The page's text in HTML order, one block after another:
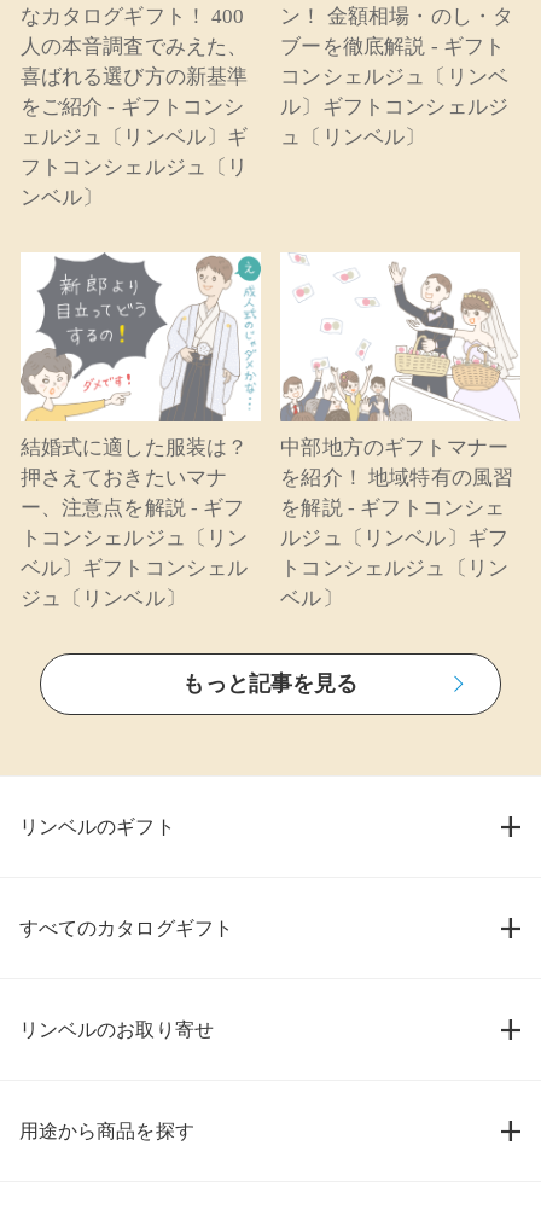
なカタログギフト！ 400
人の本音調査でみえた、
喜ばれる選び方の新基準
をご紹介 - ギフトコンシ
ェルジュ〔リンベル〕ギ
フトコンシェルジュ〔リ
ンベル〕
ン！ 金額相場・のし・タ
ブーを徹底解説 - ギフト
コンシェルジュ〔リンベ
ル〕ギフトコンシェルジ
ュ〔リンベル〕
結婚式に適した服装は？
押さえておきたいマナ
ー、注意点を解説 - ギフ
トコンシェルジュ〔リン
ベル〕ギフトコンシェル
ジュ〔リンベル〕
中部地方のギフトマナー
を紹介！ 地域特有の風習
を解説 - ギフトコンシェ
ルジュ〔リンベル〕ギフ
トコンシェルジュ〔リン
ベル〕
もっと記事を見る
リンベルのギフト
すべてのカタログギフト
リンベルのお取り寄せ
用途から商品を探す